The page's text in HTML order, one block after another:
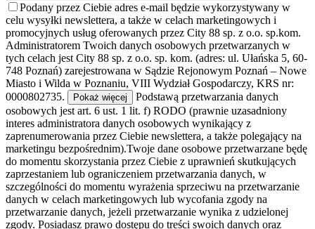
Podany przez Ciebie adres e-mail będzie wykorzystywany w
celu wysyłki newslettera, a także w celach marketingowych i
promocyjnych usług oferowanych przez City 88 sp. z o.o. sp.kom.
Administratorem Twoich danych osobowych przetwarzanych w
tych celach jest City 88 sp. z o.o. sp. kom. (adres: ul. Ułańska 5, 60-
748 Poznań) zarejestrowana w Sądzie Rejonowym Poznań – Nowe
Miasto i Wilda w Poznaniu, VIII Wydział Gospodarczy, KRS nr:
0000802735.
Pokaż więcej
Podstawą przetwarzania danych
osobowych jest art. 6 ust. 1 lit. f) RODO (prawnie uzasadniony
interes administratora danych osobowych wynikający z
zaprenumerowania przez Ciebie newslettera, a także polegający na
marketingu bezpośrednim).Twoje dane osobowe przetwarzane będę
do momentu skorzystania przez Ciebie z uprawnień skutkujących
zaprzestaniem lub ograniczeniem przetwarzania danych, w
szczególności do momentu wyrażenia sprzeciwu na przetwarzanie
danych w celach marketingowych lub wycofania zgody na
przetwarzanie danych, jeżeli przetwarzanie wynika z udzielonej
zgody. Posiadasz prawo dostępu do treści swoich danych oraz